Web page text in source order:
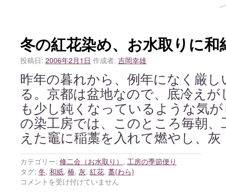
冬の紅花染め、お水取りに和
投稿日: 2006年2月1日 作成者: 吉岡幸雄
昨年の暮れから、例年になく厳
る。京都は盆地なので、底冷え
も少し鈍くなっているような気
の染工房では、このところ毎朝
えた竈に稲藁を入れて燃やし、
カテゴリー: 修二会（お水取り） , 工房の季節便り
タグ: 冬, 和紙, 椿, 灰, 紅花, 藁(わら)
コメントを受け付けていません